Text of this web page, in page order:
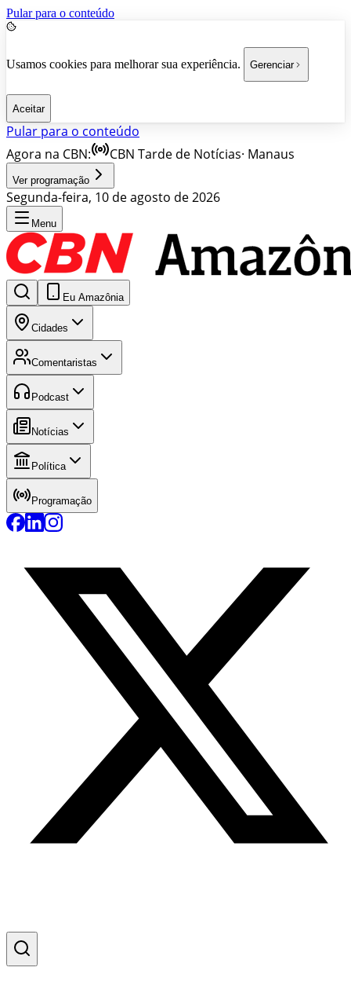
Pular para o conteúdo
Usamos cookies para melhorar sua experiência. Gerenciar
Aceitar
Pular para o conteúdo
Agora na CBN:
CBN Tarde de Notícias· Manaus
Ver programação
Segunda-feira, 10 de agosto de 2026
Menu
Eu Amazônia
Cidades
Comentaristas
Podcast
Notícias
Política
Programação